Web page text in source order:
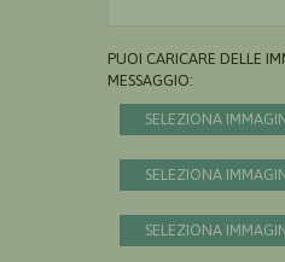
PUOI CARICARE DELLE
MESSAGGIO:
SELEZIONA
SELEZIONA
SELEZIONA